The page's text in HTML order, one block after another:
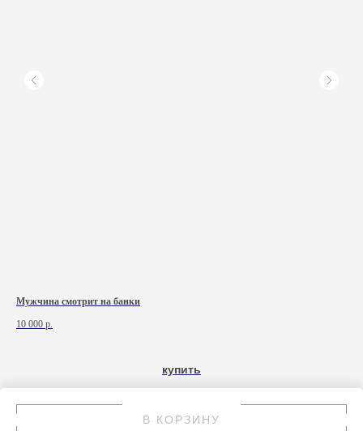
В КОРЗИНУ
Мужчина смотрит на банки
10 000 р.
купить